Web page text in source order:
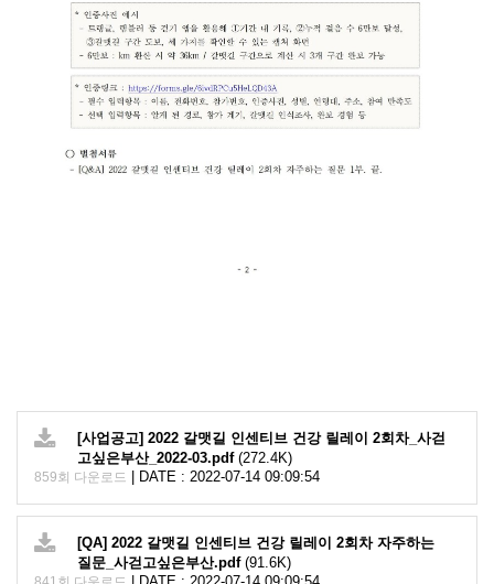
[사업공고] 2022 갈맷길 인센티브 건강 릴레이 2회차_사걷
고싶은부산_2022-03.pdf(272.4K)
859회 다운로드 DATE : 2022-07-14 09:09:54
[QA] 2022 갈맷길 인센티브 건강 릴레이 2회차 자주하는
질문_사걷고싶은부산.pdf(91.6K)